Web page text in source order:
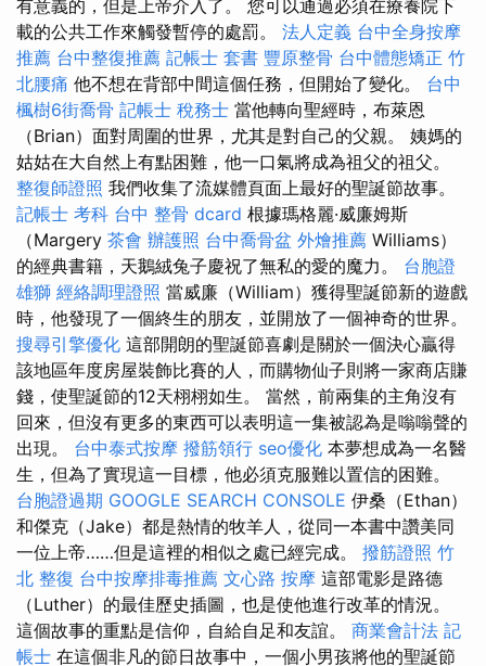
有意義的，但是上帝介入了。 您可以通過必須在療養院下
載的公共工作來觸發暫停的處罰。 法人定義 台中全身按摩
推薦 台中整復推薦 記帳士 套書 豐原整骨 台中體態矯正 竹
北腰痛 他不想在背部中間這個任務，但開始了變化。 台中
楓樹6街喬骨 記帳士 稅務士 當他轉向聖經時，布萊恩
（Brian）面對周圍的世界，尤其是對自己的父親。 姨媽的
姑姑在大自然上有點困難，他一口氣將成為祖父的祖父。
整復師證照 我們收集了流媒體頁面上最好的聖誕節故事。
記帳士 考科 台中 整骨 dcard 根據瑪格麗·威廉姆斯
（Margery 茶會 辦護照 台中喬骨盆 外燴推薦 Williams）
的經典書籍，天鵝絨兔子慶祝了無私的愛的魔力。 台胞證
雄獅 經絡調理證照 當威廉（William）獲得聖誕節新的遊戲
時，他發現了一個終生的朋友，並開放了一個神奇的世界。
搜尋引擎優化 這部開朗的聖誕節喜劇是關於一個決心贏得
該地區年度房屋裝飾比賽的人，而購物仙子則將一家商店賺
錢，使聖誕節的12天栩栩如生。 當然，前兩集的主角沒有
回來，但沒有更多的東西可以表明這一集被認為是嗡嗡聲的
出現。 台中泰式按摩 撥筋領行 seo優化 本夢想成為一名醫
生，但為了實現這一目標，他必須克服難以置信的困難。
台胞證過期 GOOGLE SEARCH CONSOLE 伊桑（Ethan）
和傑克（Jake）都是熱情的牧羊人，從同一本書中讚美同
一位上帝……但是這裡的相似之處已經完成。 撥筋證照 竹
北 整復 台中按摩排毒推薦 文心路 按摩 這部電影是路德
（Luther）的最佳歷史插圖，也是使他進行改革的情況。
這個故事的重點是信仰，自給自足和友誼。 商業會計法 記
帳士 在這個非凡的節日故事中，一個小男孩將他的聖誕節